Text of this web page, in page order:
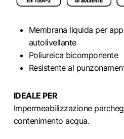
Membrana liquida per
autolivellante
Poliureica bicomponente
Resistente al
IDEALE PER
Impermeabilizzazione
contenimento acqua.